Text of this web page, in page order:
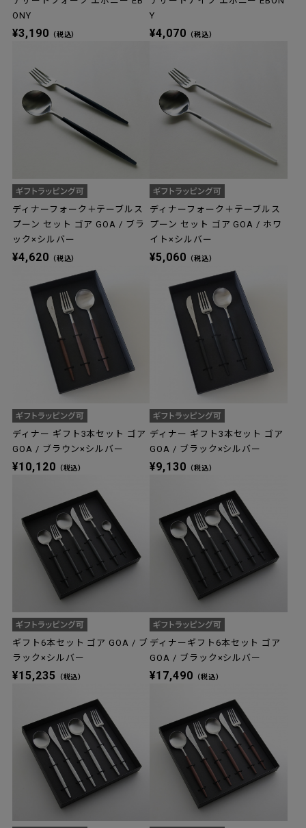
ONY
¥3,190 （税込）
Y
¥4,070 （税込）
ディナーフォーク＋テーブルス
プーン セット ゴア GOA / ブラ
ック×シルバー
¥4,620 （税込）
ディナーフォーク＋テーブルス
プーン セット ゴア GOA / ホワ
イト×シルバー
¥5,060 （税込）
ディナー ギフト3本セット ゴア
GOA / ブラウン×シルバー
¥10,120 （税込）
ディナー ギフト3本セット ゴア
GOA / ブラック×シルバー
¥9,130 （税込）
ギフト6本セット ゴア GOA / ブ
ラック×シルバー
¥15,235 （税込）
ディナーギフト6本セット ゴア
GOA / ブラック×シルバー
¥17,490 （税込）